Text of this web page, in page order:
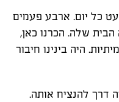
כל יום. ארבע פעמים
הבית שלה. הכרנו כאן,
היה בינינו חיבור
דרך להנציח אותה.